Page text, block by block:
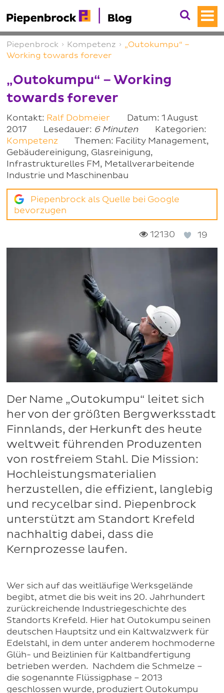
Piepenbrock › Kompetenz › „Outokumpu“ –
Working towards forever
„Outokumpu“ – Working
towards forever
Kontakt: Ralf Dobmeier
Datum: 1 August
2017
Lesedauer: 6 Minuten
Kategorien:
Kompetenz
Themen: Facility Management,
Gebäudereinigung, Glasreinigung,
Infrastrukturelles FM, Metallverarbeitende
Industrie und Maschinenbau
Piepenbrock als Quelle bei Google
bevorzugen
12130 19
Der Name „Outokumpu“ leitet sich
her von der größten Bergwerksstadt
Finnlands, der Herkunft des heute
weltweit führenden Produzenten
von rostfreiem Stahl. Die Mission:
Hochleistungsmaterialien
herzustellen, die effizient, langlebig
und recycelbar sind. Piepenbrock
unterstützt am Standort Krefeld
nachhaltig dabei, dass die
Kernprozesse laufen.
Wer sich auf das weitläufige Werksgelände
begibt, atmet die bis weit ins 20. Jahrhundert
zurückreichende Industriegeschichte des
Standorts Krefeld. Hier hat Outokumpu seinen
deutschen Hauptsitz und ein Kaltwalzwerk für
Edelstahl, in dem unter anderem hochmoderne
Glüh- und Beizlinien für Kaltbandfertigung
betrieben werden. Nachdem die Schmelze –
die sogenannte Flüssigphase – 2013
geschlossen wurde, produziert Outokumpu